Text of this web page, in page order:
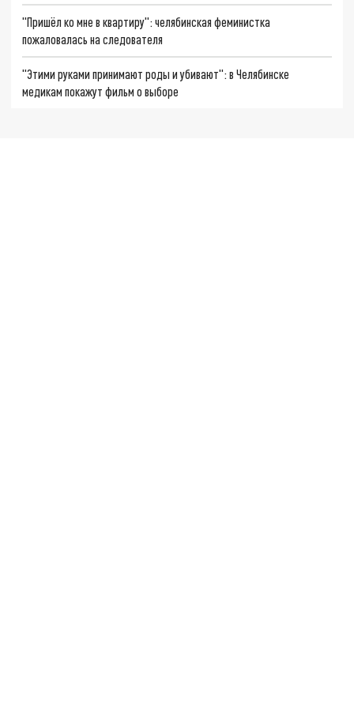
"Пришёл ко мне в квартиру": челябинская феминистка
пожаловалась на следователя
"Этими руками принимают роды и убивают": в Челябинске
медикам покажут фильм о выборе